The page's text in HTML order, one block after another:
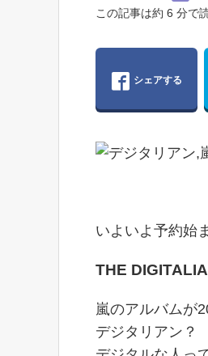
この記事は約 6 分で
シェアする
いよいよ予約始
THE
嵐のアルバムが
デジタリアン？